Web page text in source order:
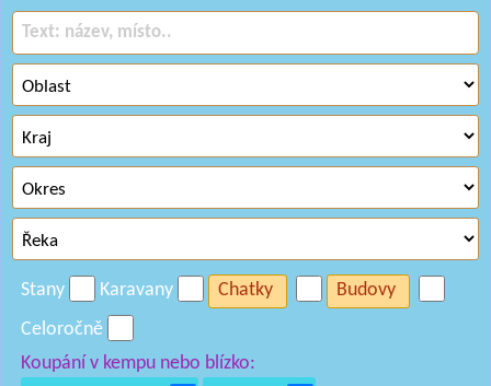
Stany Karavany Chatky
Budovy
Celoročně
Koupání v kempu nebo blízko: